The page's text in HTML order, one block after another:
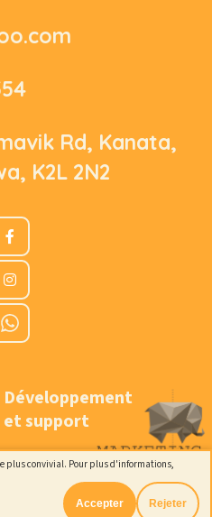
Rd, Kanata,
K2L 2N2
Développement
et support
plus convivial. Pour plus d'informations,
Accepter Rejeter